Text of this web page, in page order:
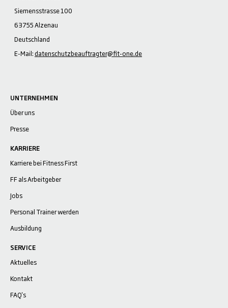
Siemensstrasse 100
63755 Alzenau
Deutschland
E-Mail:datenschutzbeauftragter@fit-one.de
UNTERNEHMEN
Über uns
Presse
KARRIERE
Karriere bei Fitness First
FF als Arbeitgeber
Jobs
Personal Trainer werden
Ausbildung
SERVICE
Aktuelles
Kontakt
FAQ's